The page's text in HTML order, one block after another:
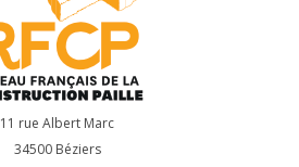
11 rue Albert Marc
34500 Béziers